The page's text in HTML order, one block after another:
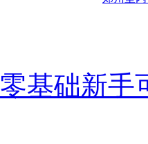
零基础新手